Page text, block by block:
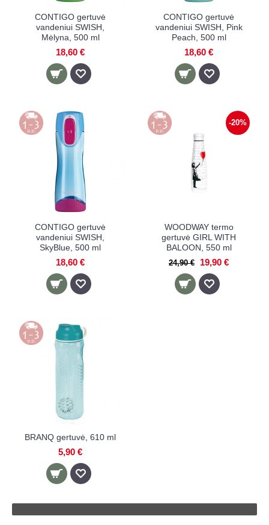
CONTIGO gertuvė
vandeniui SWISH,
Mėlyna, 500 ml
18,60 €
CONTIGO gertuvė
vandeniui SWISH, Pink
Peach, 500 ml
18,60 €
CONTIGO gertuvė
vandeniui SWISH,
SkyBlue, 500 ml
18,60 €
-20%
WOODWAY termo
gertuvė GIRL WITH
BALOON, 550 ml
24,90 € 19,90 €
BRANQ gertuvė, 610 ml
5,90 €